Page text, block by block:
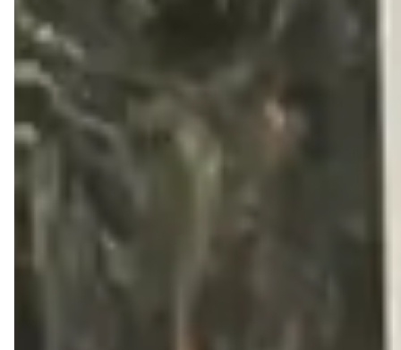
Descrição
Forma: Indicamos comprar a sua numeração habitual
Cor: Inox com preto
Material: Couro legítimo
Bico: Arredondado
Escolha perfeita para quem busca conforto
sem abrir mão da elegância. Versátil e atemporal, combina